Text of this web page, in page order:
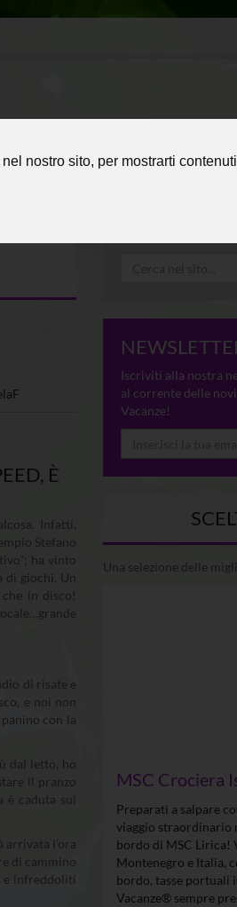
nostro sito, per mostrarti
È
Infatti,
Stefano
ha vinto
di giochi. Un
in disco!
di risate e
e noi non
con la
dal letto, ho
il pranzo
caduta sui
arrivata l’ora
di cammino
e infreddoliti
Iscriviti alla nostra
al corrente delle
Vacanze!
Una selezione delle
MSC Crociera
Preparati a salpare
viaggio straordinario
bordo di MSC Lirica!
Montenegro e Italia,
bordo, tasse portuali
Vacanze® sempre